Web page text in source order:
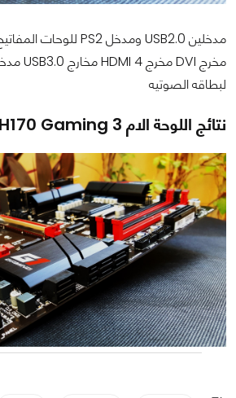
لبطاقه الصوتيه
نتائج اللوحة الام Gigabyte H170 Gaming 3